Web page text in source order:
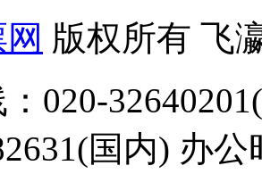
版权所有 飞
020-
国内) 办